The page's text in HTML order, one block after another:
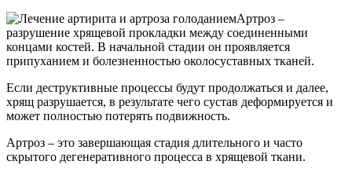
Артроз –
разрушение хрящевой прокладки между соединенными
концами костей. В начальной стадии он проявляется
припуханием и болезненностью околосуставных тканей.
Если деструктивные процессы будут продолжаться и далее,
хрящ разрушается, в результате чего сустав деформируется и
может полностью потерять подвижность.
Артроз – это завершающая стадия длительного и часто
скрытого дегенеративного процесса в хрящевой ткани.